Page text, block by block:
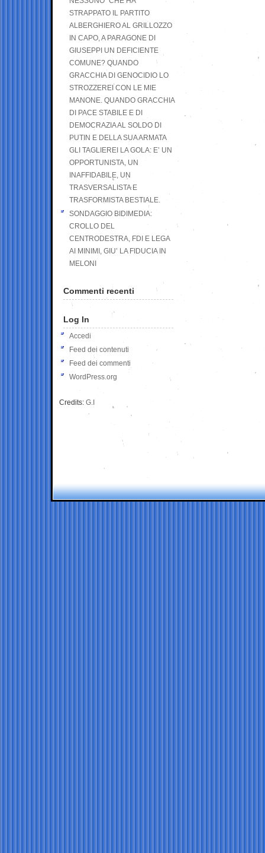
STRAPPATO IL PARTITO
ALBERGHIERO AL GRILLOZZO
IN CAPO, A PARAGONE DI
GIUSEPPI UN DEFICIENTE
COMUNE? QUANDO
GRACCHIA DI GENOCIDIO LO
STROZZEREI CON LE MIE
MANONE. QUANDO GRACCHIA
DI PACE STABILE E DI
DEMOCRAZIA AL SOLDO DI
PUTIN E DELLA SUA ARMATA
GLI TAGLIEREI LA GOLA: E’ UN
OPPORTUNISTA, UN
INAFFIDABILE, UN
TRASVERSALISTA E
TRASFORMISTA BESTIALE.
SONDAGGIO BIDIMEDIA:
CROLLO DEL
CENTRODESTRA, FDI E LEGA
AI MINIMI, GIU’ LA FIDUCIA IN
MELONI
Commenti recenti
Log In
Accedi
Feed dei contenuti
Feed dei commenti
WordPress.org
Credits: G.I